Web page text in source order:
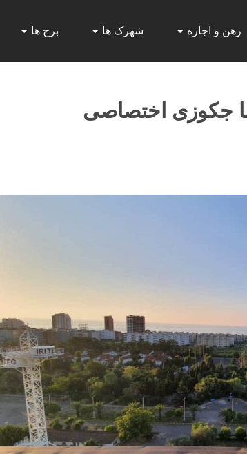
رهن و اجاره شهرک ها برج ها
با جکوزی اختصاصی